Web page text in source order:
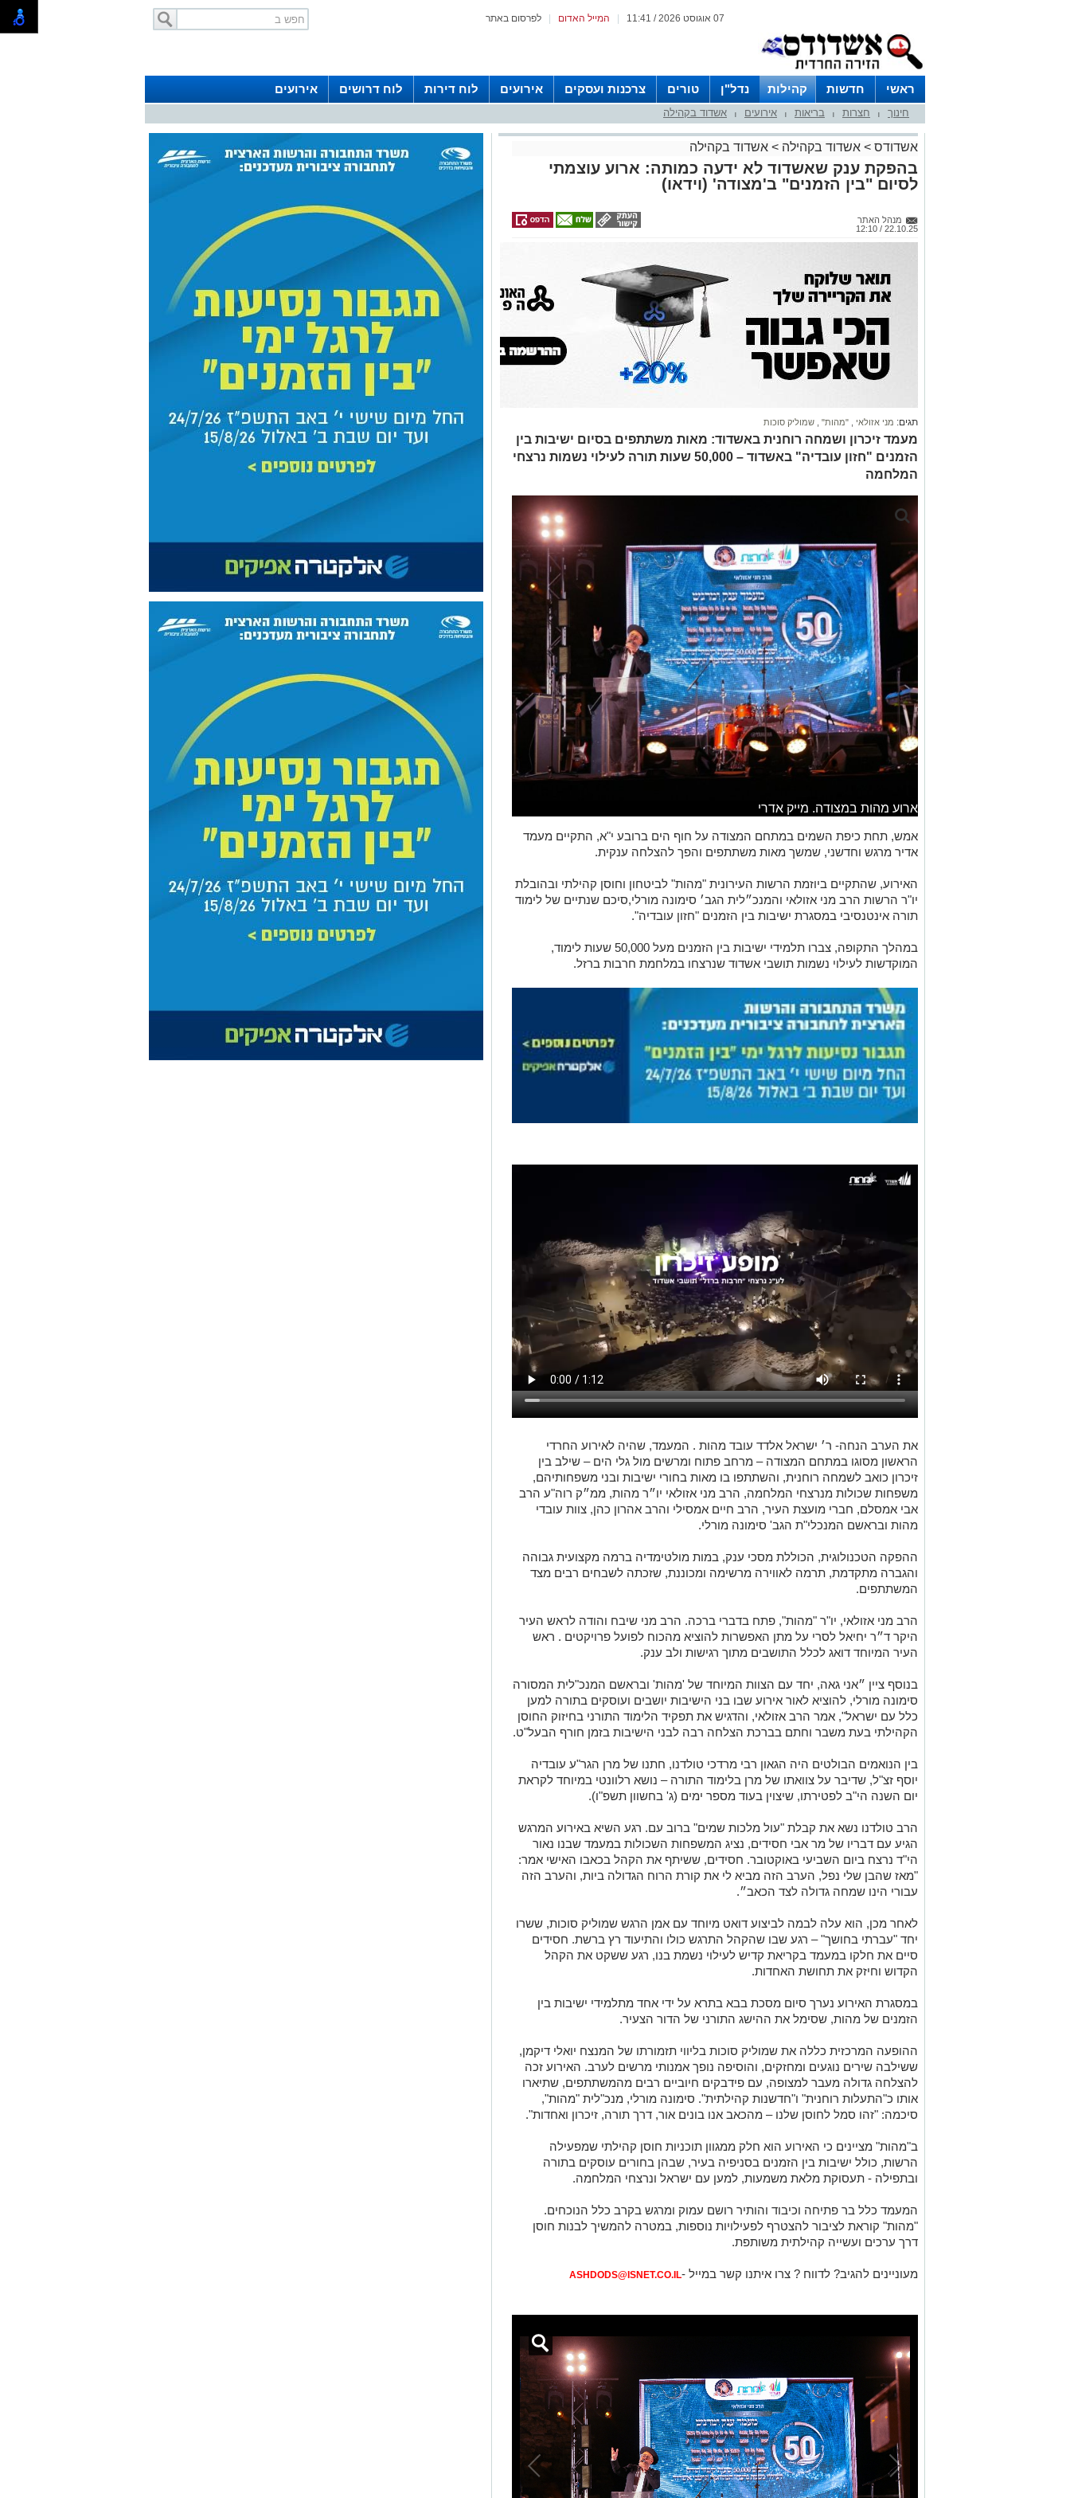
לפרסום באתר המייל האדום 07 אוגוסט 2026 / 11:41
ראשי חדשות קהילות נדל"ן טורים צרכנות ועסקים אירועים לוח דירות לוח דרושים אירועים
חינוך חצרות בריאות אירועים אשדוד בקהילה
אשדודס > אשדוד בקהילה > אשדוד בקהילה
בהפקת ענק שאשדוד לא ידעה כמותה: ארוע עוצמתי
לסיום "בין הזמנים" ב'מצודה' (וידאו)
מנהל האתר
22.10.25 / 12:10
תגים: מני אזולאי "מהות" שמוליק סוכות
מעמד זיכרון ושמחה רוחנית באשדוד: מאות משתתפים בסיום ישיבות בין
הזמנים "חזון עובדיה" באשדוד – 50,000 שעות תורה לעילוי נשמות נרצחי
המלחמה
ארוע מהות במצודה. מייק אדרי
אמש, תחת כיפת השמים במתחם המצודה על חוף הים ברובע י"א, התקיים מעמד
אדיר מרגש וחדשני, שמשך מאות משתתפים והפך להצלחה ענקית.
האירוע, שהתקיים ביוזמת הרשות העירונית "מהות" לביטחון וחוסן קהילתי ובהובלת
יו"ר הרשות הרב מני אזולאי והמנכ״לית הגב׳ סימונה מורלי,סיכם שנתיים של לימוד
תורה אינטנסיבי במסגרת ישיבות בין הזמנים "חזון עובדיה".
במהלך התקופה, צברו תלמידי ישיבות בין הזמנים מעל 50,000 שעות לימוד,
המוקדשות לעילוי נשמות תושבי אשדוד שנרצחו במלחמת חרבות ברזל.
את הערב הנחה- ר׳ ישראל אלדד עובד מהות . המעמד, שהיה לאירוע החרדי
הראשון מסוגו במתחם המצודה – מרחב פתוח ומרשים מול גלי הים – שילב בין
זיכרון כואב לשמחה רוחנית, והשתתפו בו מאות בחורי ישיבות ובני משפחותיהם,
משפחות שכולות מנרצחי המלחמה, הרב מני אזולאי יו״ר מהות, ממ״ק רוה"ע הרב
אבי אמסלם, חברי מועצת העיר, הרב חיים אמסילי והרב אהרון כהן, צוות עובדי
מהות ובראשם המנכלי"ת הגב' סימונה מורלי.
ההפקה הטכנולוגית, הכוללת מסכי ענק, במות מולטימדיה ברמה מקצועית גבוהה
והגברה מתקדמת, תרמה לאווירה מרשימה ומכוננת, שזכתה לשבחים רבים מצד
המשתתפים.
הרב מני אזולאי, יו"ר "מהות", פתח בדברי ברכה. הרב מני שיבח והודה לראש העיר
היקר ד״ר יחיאל לסרי על מתן האפשרות להוציא מהכוח לפועל פרויקטים . ראש
העיר המיוחד דואג לכלל התושבים מתוך רגישות ולב ענק.
בנוסף ציין ״אני גאה, יחד עם הצוות המיוחד של 'מהות' ובראשם המנכ"לית המסורה
סימונה מורלי, להוציא לאור אירוע שבו בני הישיבות יושבים ועוסקים בתורה למען
כלל עם ישראל", אמר הרב אזולאי, והדגיש את תפקיד הלימוד התורני בחיזוק החוסן
הקהילתי בעת משבר וחתם בברכת הצלחה רבה לבני הישיבות בזמן חורף הבעל"ט.
בין הנואמים הבולטים היה הגאון רבי מרדכי טולדנו, חתנו של מרן הגר"ע עובדיה
יוסף זצ"ל, שדיבר על צוואתו של מרן בלימוד התורה – נושא רלוונטי במיוחד לקראת
יום השנה הי"ב לפטירתו, שיצוין בעוד מספר ימים (ג' בחשוון תשפ"ו).
הרב טולדנו נשא את קבלת "עול מלכות שמים" ברוב עם. רגע השיא באירוע המרגש
הגיע עם דבריו של מר אבי חסידים, נציג המשפחות השכולות במעמד שבנו נאור
הי"ד נרצח ביום השביעי באוקטובר. חסידים, ששיתף את הקהל בכאבו האישי אמר:
"מאז שהבן שלי נפל, הערב הזה מביא לי את קורת הרוח הגדולה ביות, והערב הזה
עבורי הינו שמחה גדולה לצד הכאב״.
לאחר מכן, הוא עלה לבמה לביצוע דואט מיוחד עם אמן הרגש שמוליק סוכות, ששרו
יחד "עברתי בחושך" – רגע שבו שהקהל התרגש כולו והתיעוד רץ ברשת. חסידים
סיים את חלקו במעמד בקריאת קדיש לעילוי נשמת בנו, רגע ששקט את הקהל
הקדוש וחיזק את תחושת האחדות.
במסגרת האירוע נערך סיום מסכת בבא בתרא על ידי אחד מתלמידי ישיבות בין
הזמנים של מהות, שסימל את ההישג התורני של הדור הצעיר.
ההופעה המרכזית כללה את שמוליק סוכות בליווי תזמורתו של המנצח יואלי דיקמן,
ששילבה שירים נוגעים ומחזקים, והוסיפה נופך אמנותי מרשים לערב. האירוע זכה
להצלחה גדולה מעבר למצופה, עם פידבקים חיוביים רבים מהמשתתפים, שתיארו
אותו כ"התעלות רוחנית" ו"חדשנות קהילתית". סימונה מורלי, מנכ"לית "מהות",
סיכמה: "זהו סמל לחוסן שלנו – מהכאב אנו בונים אור, דרך תורה, זיכרון ואחדות".
ב"מהות" מציינים כי האירוע הוא חלק ממגוון תוכניות חוסן קהילתי שמפעילה
הרשות, כולל ישיבות בין הזמנים בסניפיה בעיר, שבהן בחורים עוסקים בתורה
ובתפילה - תעסוקת מלאת משמעות, למען עם ישראל ונרצחי המלחמה.
המעמד כלל בר פתיחה וכיבוד והותיר רושם עמוק ומרגש בקרב כלל הנוכחים.
"מהות" קוראת לציבור להצטרף לפעילויות נוספות, במטרה להמשיך לבנות חוסן
דרך ערכים ועשייה קהילתית משותפת.
מעוניינים להגיב? לדווח ? צרו איתנו קשר במייל -ASHDODS@ISNET.CO.IL